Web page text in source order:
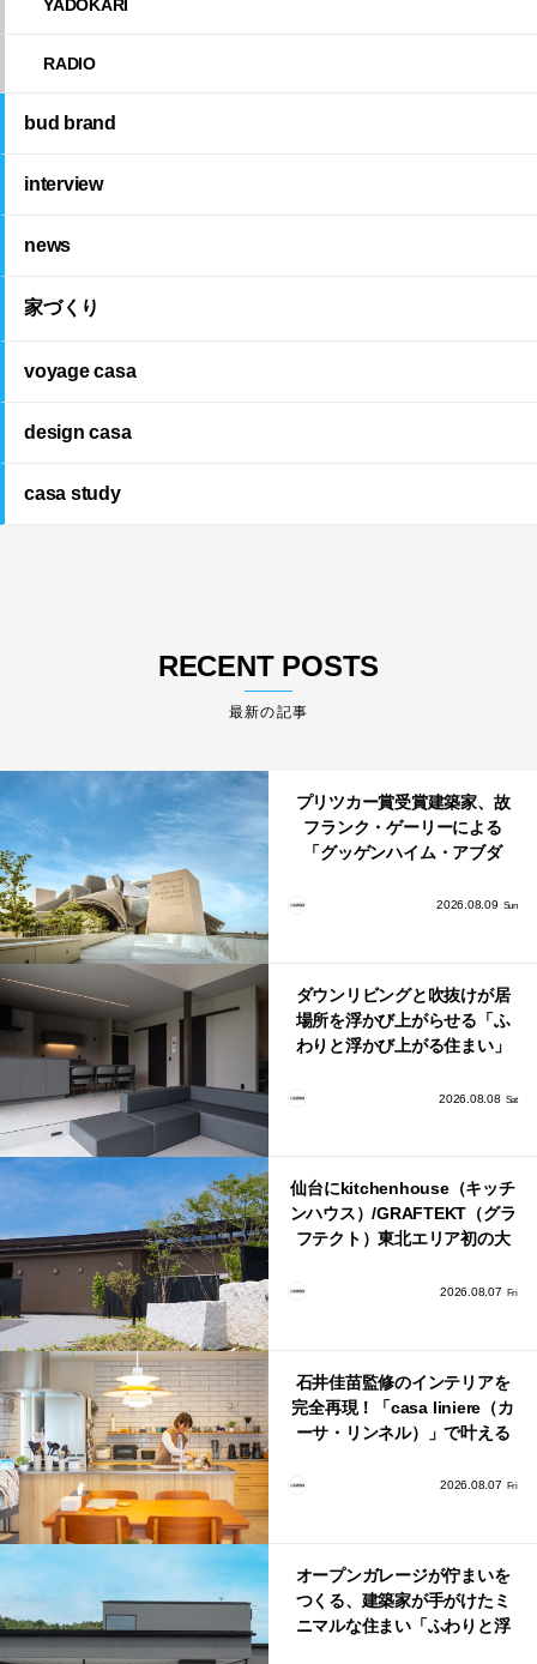
YADOKARI
RADIO
bud brand
interview
news
家づくり
voyage casa
design casa
casa study
RECENT POSTS
最新の記事
プリツカー賞受賞建築家、故
フランク・ゲーリーによる
「グッゲンハイム・アブダ
2026.08.09 Sun
ダウンリビングと吹抜けが居
場所を浮かび上がらせる「ふ
わりと浮かび上がる住まい」
2026.08.08 Sat
仙台にkitchenhouse（キッチ
ンハウス）/GRAFTEKT（グラ
フテクト）東北エリア初の大
2026.08.07 Fri
石井佳苗監修のインテリアを
完全再現！「casa liniere（カ
ーサ・リンネル）」で叶える
2026.08.07 Fri
オープンガレージが佇まいを
つくる、建築家が手がけたミ
ニマルな住まい「ふわりと浮